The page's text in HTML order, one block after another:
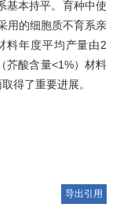
基本持平。育种中使
用的细胞质不育系亲
料年度平均产量由2
芥酸含量<1%）材料
得了重要进展。
导出引用